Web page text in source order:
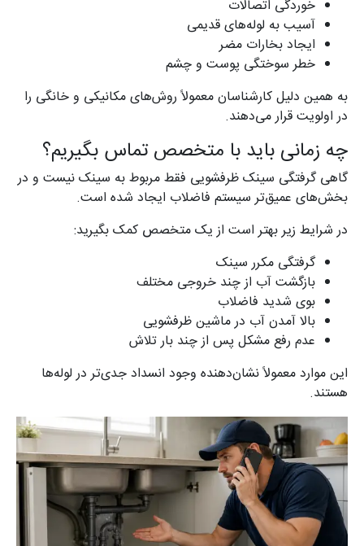
خوردگی اتصالات
آسیب به لوله‌های قدیمی
ایجاد بخارات مضر
خطر سوختگی پوست و چشم
به همین دلیل کارشناسان معمولاً روش‌های مکانیکی و خانگی را
در اولویت قرار می‌دهند.
چه زمانی باید با متخصص تماس بگیریم؟
گاهی گرفتگی سینک ظرفشویی فقط مربوط به سینک نیست و در
بخش‌های عمیق‌تر سیستم فاضلاب ایجاد شده است.
در شرایط زیر بهتر است از یک متخصص کمک بگیرید:
گرفتگی مکرر سینک
بازگشت آب از چند خروجی مختلف
بوی شدید فاضلاب
بالا آمدن آب در ماشین ظرفشویی
عدم رفع مشکل پس از چند بار تلاش
این موارد معمولاً نشان‌دهنده وجود انسداد جدی‌تر در لوله‌ها
هستند.